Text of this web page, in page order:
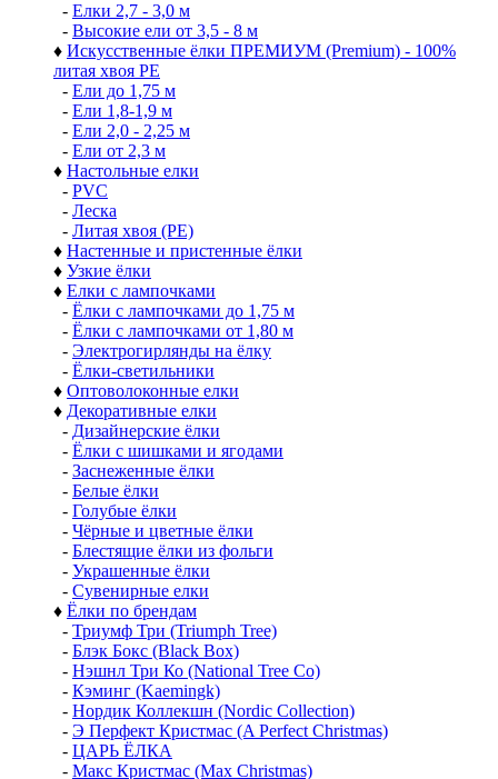
- Елки 2,7 - 3,0 м
- Высокие ели от 3,5 - 8 м
♦ Искусственные ёлки ПРЕМИУМ (Premium) - 100%
литая хвоя РЕ
- Ели до 1,75 м
- Ели 1,8-1,9 м
- Ели 2,0 - 2,25 м
- Ели от 2,3 м
♦ Настольные елки
- PVC
- Леска
- Литая хвоя (РЕ)
♦ Настенные и пристенные ёлки
♦ Узкие ёлки
♦ Елки с лампочками
- Ёлки с лампочками до 1,75 м
- Ёлки с лампочками от 1,80 м
- Электрогирлянды на ёлку
- Ёлки-светильники
♦ Оптоволоконные елки
♦ Декоративные елки
- Дизайнерские ёлки
- Ёлки с шишками и ягодами
- Заснеженные ёлки
- Белые ёлки
- Голубые ёлки
- Чёрные и цветные ёлки
- Блестящие ёлки из фольги
- Украшенные ёлки
- Сувенирные елки
♦ Ёлки по брендам
- Триумф Три (Triumph Tree)
- Блэк Бокс (Black Box)
- Нэшнл Три Ко (National Tree Co)
- Кэминг (Kaemingk)
- Нордик Коллекшн (Nordic Collection)
- Э Перфект Кристмас (A Perfect Christmas)
- ЦАРЬ ЁЛКА
- Макс Кристмас (Max Christmas)